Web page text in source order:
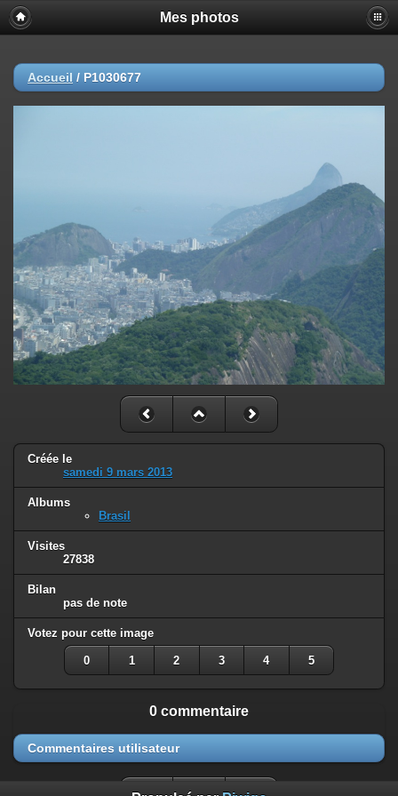
Mes photos
Accueil / P1030677
Créée le
samedi 9 mars 2013
Albums
Brasil
Visites
27838
Bilan
pas de note
Votez pour cette image
0 1 2 3 4 5
0 commentaire
Commentaires utilisateur